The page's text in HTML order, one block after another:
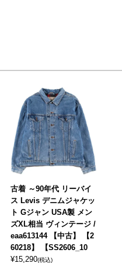
古着 ～90年代 リーバイ
ス Levis デニムジャケッ
ト Gジャン USA製 メン
ズXL相当 ヴィンテージ /
eaa613144 【中古】 【2
60218】 【SS2606_10
¥15,290(税込)